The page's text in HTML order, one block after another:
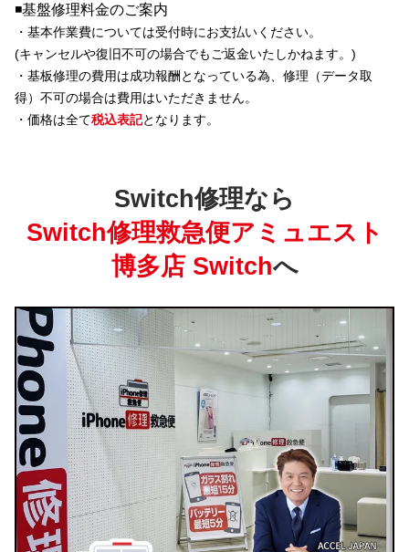
◾️基盤修理料金のご案内
・基本作業費については受付時にお支払いください。
(キャンセルや復旧不可の場合でもご返金いたしかねます。)
・基板修理の費用は成功報酬となっている為、修理（データ取
得）不可の場合は費用はいただきません。
・価格は全て税込表記となります。
Switch修理なら
Switch修理救急便アミュエスト
博多店 Switchへ